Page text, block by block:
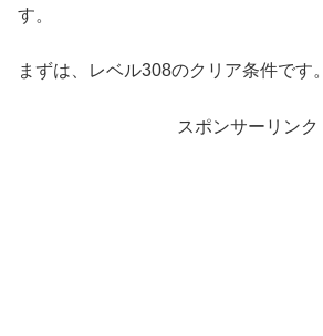
す。
まずは、レベル308のクリア条件です。
スポンサーリンク